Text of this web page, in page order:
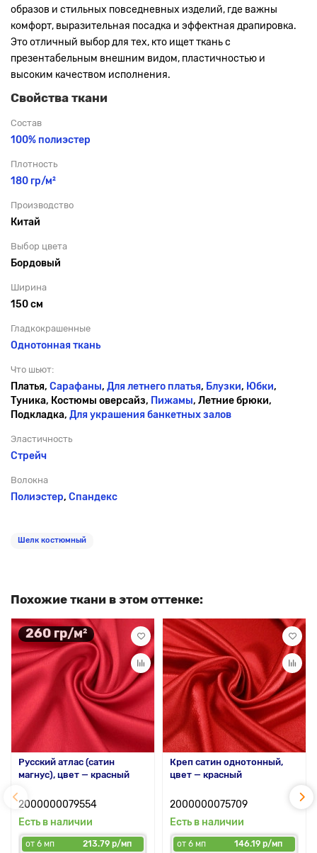
образов и стильных повседневных изделий, где важны
комфорт, выразительная посадка и эффектная драпировка.
Это отличный выбор для тех, кто ищет ткань с
презентабельным внешним видом, пластичностью и
высоким качеством исполнения.
Свойства ткани
Состав
100% полиэстер
Плотность
180 гр/м²
Производство
Китай
Выбор цвета
Бордовый
Ширина
150 см
Гладкокрашенные
Однотонная ткань
Что шьют:
Платья, Сарафаны, Для летнего платья, Блузки, Юбки,
Туника, Костюмы оверсайз, Пижамы, Летние брюки,
Подкладка, Для украшения банкетных залов
Эластичность
Стрейч
Волокна
Полиэстер, Спандекс
Шелк костюмный
Похожие ткани в этом оттенке:
260 гр/м²
Русский атлас (сатин
магнус), цвет — красный
2000000079554
Есть в наличии
от 6 мп 213.79 р/мп
Креп сатин однотонный,
цвет — красный
2000000075709
Есть в наличии
от 6 мп 146.19 р/мп